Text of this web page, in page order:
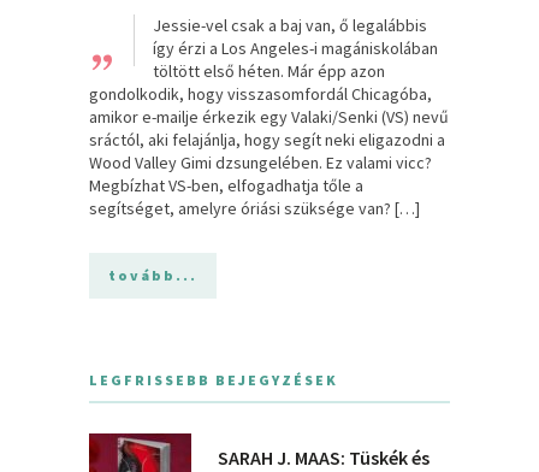
„
Jessie-vel ​csak a baj van, ő legalábbis
így érzi a Los Angeles-i magániskolában
töltött első héten. Már épp azon
gondolkodik, hogy visszasomfordál Chicagóba,
amikor e-mailje érkezik egy Valaki/Senki (VS) nevű
sráctól, aki felajánlja, hogy segít neki eligazodni a
Wood Valley Gimi dzsungelében. Ez valami vicc?
Megbízhat VS-ben, elfogadhatja tőle a
segítséget, amelyre óriási szüksége van? […]
tovább...
LEGFRISSEBB BEJEGYZÉSEK
SARAH J. MAAS: Tüskék és